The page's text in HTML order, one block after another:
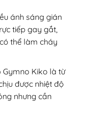
ánh sáng gián
tiếp gay gắt,
thể làm cháy
Gymno Kiko là từ
được nhiệt độ
nhưng cần